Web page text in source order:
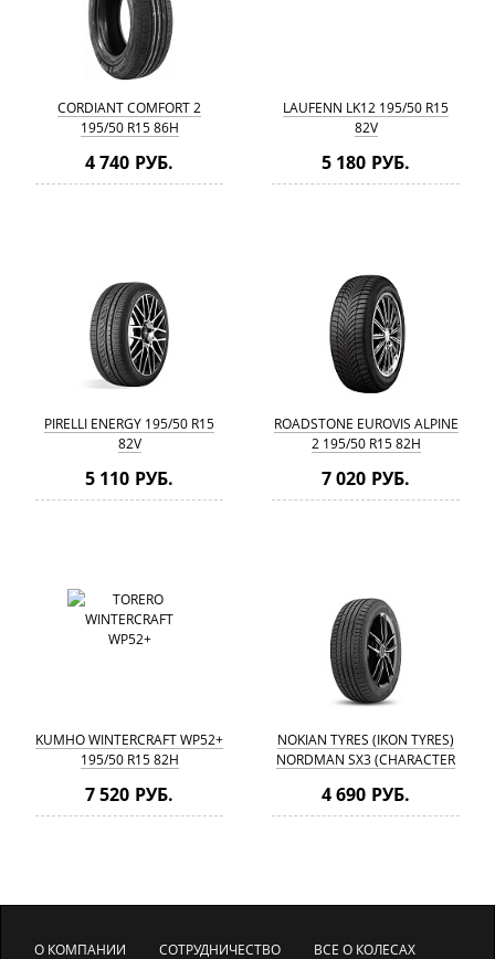
CORDIANT COMFORT 2
195/50 R15 86H
4 740 РУБ.
LAUFENN LK12 195/50 R15
82V
5 180 РУБ.
PIRELLI ENERGY 195/50 R15
82V
5 110 РУБ.
ROADSTONE EUROVIS ALPINE
2 195/50 R15 82H
7 020 РУБ.
KUMHO WINTERCRAFT WP52+
195/50 R15 82H
7 520 РУБ.
NOKIAN TYRES (IKON TYRES)
NORDMAN SX3 (CHARACTER
4 690 РУБ.
О КОМПАНИИ СОТРУДНИЧЕСТВО ВСЕ О КОЛЕСАХ